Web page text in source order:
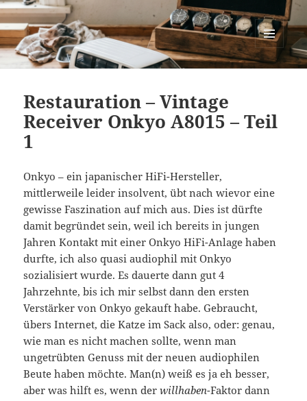
cartastrophy.at
MENÜ
UND
Restauration – Vintage
Receiver Onkyo A8015 – Teil
1
Onkyo – ein japanischer HiFi-Hersteller,
mittlerweile leider insolvent, übt nach wievor eine
gewisse Faszination auf mich aus. Dies ist dürfte
damit begründet sein, weil ich bereits in jungen
Jahren Kontakt mit einer Onkyo HiFi-Anlage haben
durfte, ich also quasi audiophil mit Onkyo
sozialisiert wurde. Es dauerte dann gut 4
Jahrzehnte, bis ich mir selbst dann den ersten
Verstärker von Onkyo gekauft habe. Gebraucht,
übers Internet, die Katze im Sack also, oder: genau,
wie man es nicht machen sollte, wenn man
ungetrübten Genuss mit der neuen audiophilen
Beute haben möchte. Man(n) weiß es ja eh besser,
aber was hilft es, wenn derwillhaben-Faktor dann